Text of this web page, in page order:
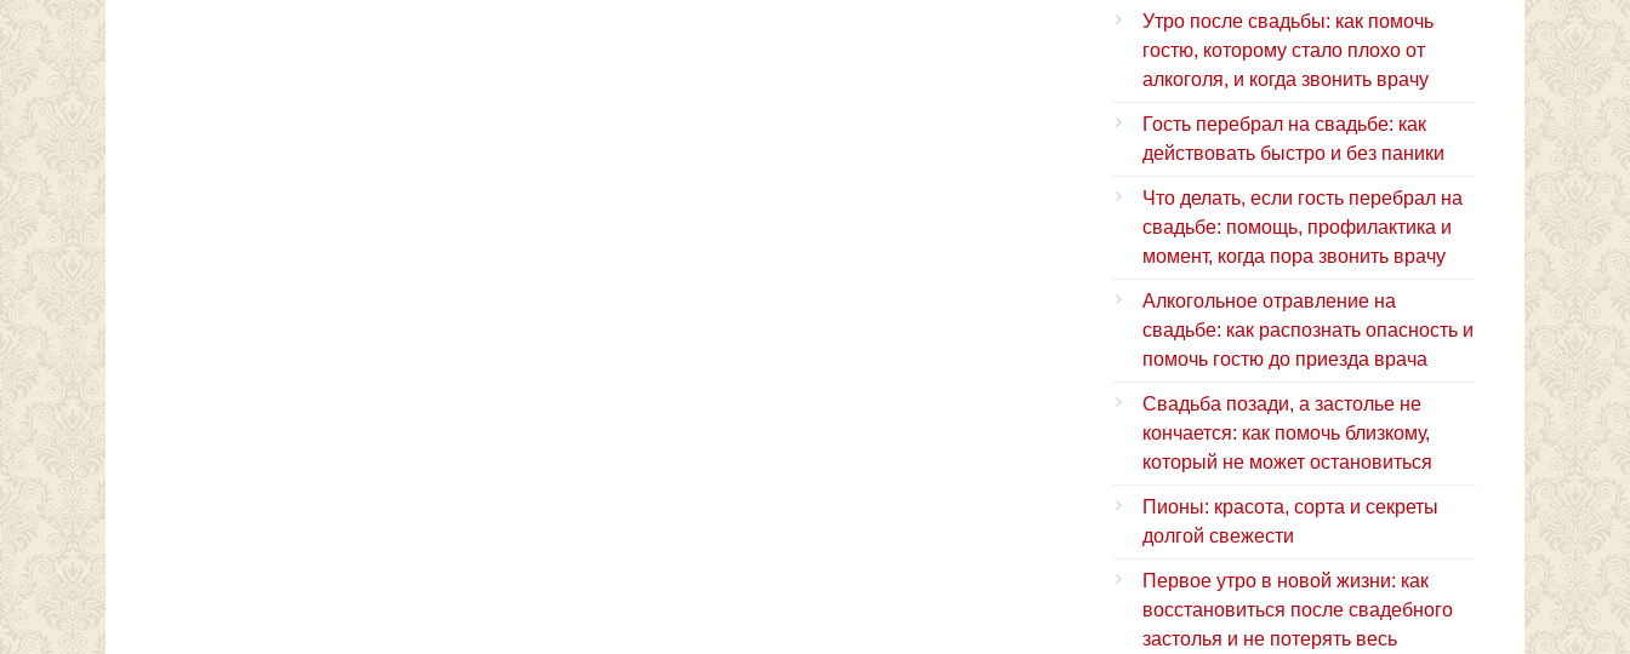
Утро после свадьбы: как помочь
гостю, которому стало плохо от
алкоголя, и когда звонить врачу
Гость перебрал на свадьбе: как
действовать быстро и без паники
Что делать, если гость перебрал на
свадьбе: помощь, профилактика и
момент, когда пора звонить врачу
Алкогольное отравление на
свадьбе: как распознать опасность и
помочь гостю до приезда врача
Свадьба позади, а застолье не
кончается: как помочь близкому,
который не может остановиться
Пионы: красота, сорта и секреты
долгой свежести
Первое утро в новой жизни: как
восстановиться после свадебного
застолья и не потерять весь